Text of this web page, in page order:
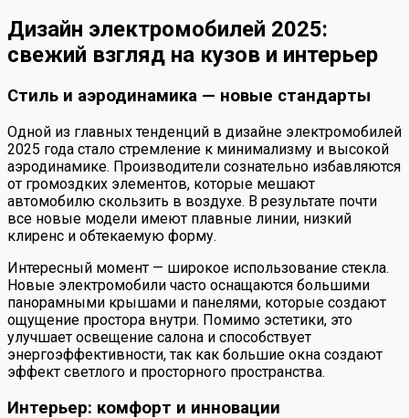
Дизайн электромобилей 2025:
свежий взгляд на кузов и интерьер
Стиль и аэродинамика — новые стандарты
Одной из главных тенденций в дизайне электромобилей
2025 года стало стремление к минимализму и высокой
аэродинамике. Производители сознательно избавляются
от громоздких элементов, которые мешают
автомобилю скользить в воздухе. В результате почти
все новые модели имеют плавные линии, низкий
клиренс и обтекаемую форму.
Интересный момент — широкое использование стекла.
Новые электромобили часто оснащаются большими
панорамными крышами и панелями, которые создают
ощущение простора внутри. Помимо эстетики, это
улучшает освещение салона и способствует
энергоэффективности, так как большие окна создают
эффект светлого и просторного пространства.
Интерьер: комфорт и инновации